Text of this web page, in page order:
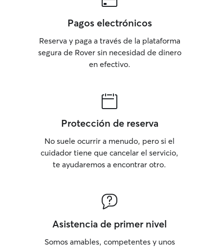
Pagos electrónicos
Reserva y paga a través de la plataforma
segura de Rover sin necesidad de dinero
en efectivo.
Protección de reserva
No suele ocurrir a menudo, pero si el
cuidador tiene que cancelar el servicio,
te ayudaremos a encontrar otro.
Asistencia de primer nivel
Somos amables, competentes y unos